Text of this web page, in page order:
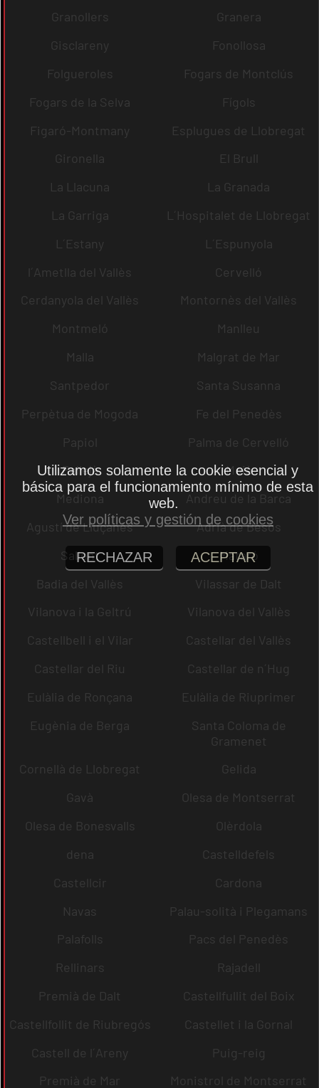
Granollers
Granera
Gisclareny
Fonollosa
Folgueroles
Fogars de Montclús
Fogars de la Selva
Fígols
Figaró-Montmany
Esplugues de Llobregat
Gironella
El Brull
La Llacuna
La Granada
La Garriga
L´Hospitalet de Llobregat
L´Estany
L´Espunyola
l´Ametlla del Vallès
Cervelló
Cerdanyola del Vallès
Montornès del Vallès
Montmeló
Manlleu
Malla
Malgrat de Mar
Santpedor
Santa Susanna
Perpètua de Mogoda
Fe del Penedès
Papiol
Palma de Cervelló
Pallejà
Moià
Mediona
Andreu de la Barca
Agustí de Lluçanès
Adrià de Besòs
Sallent
Mataró
Badia del Vallès
Vilassar de Dalt
Vilanova i la Geltrú
Vilanova del Vallès
Castellbell i el Vilar
Castellar del Vallès
Castellar del Riu
Castellar de n´Hug
Eulàlia de Ronçana
Eulàlia de Riuprimer
Eugènia de Berga
Santa Coloma de
Gramenet
Cornellà de Llobregat
Gelida
Gavà
Olesa de Montserrat
Olesa de Bonesvalls
Olèrdola
dena
Castelldefels
Castellcir
Cardona
Navas
Palau-solità i Plegamans
Palafolls
Pacs del Penedès
Rellinars
Rajadell
Premià de Dalt
Castellfullit del Boix
Castellfollit de Riubregós
Castellet i la Gornal
Castell de l´Areny
Puig-reig
Premià de Mar
Monistrol de Montserrat
Utilizamos solamente la cookie esencial y
básica para el funcionamiento mínimo de esta
web.
Ver políticas y gestión de cookies
RECHAZAR ACEPTAR